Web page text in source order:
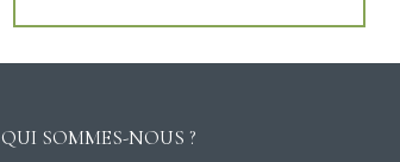
QUI SOMMES-NOUS ?